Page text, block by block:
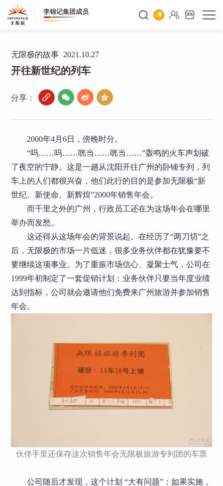
李锦记集团成员
无限极的故事 /2021.10.27
开往新世纪的列车
分享：
2000年4月6日，傍晚时分。
“呜……呜……咣当……咣当……”轰鸣的火车声划破
了夜空的宁静。这是一趟从沈阳开往广州的卧铺专列，列
车上的人们都很兴奋，他们此行的目的是参加无限极“新
世纪、新使命、新辉煌”2000年销售年会。
而千里之外的广州，行政员工还在为这场年会在哪里
举办而发愁。
这还得从这场年会的背景说起。在经历了“两刀切”之
后，无限极的市场一片低迷，很多业务伙伴都在犹豫要不
要继续这项事业。为了重振市场信心、凝聚士气，公司在
1999年初制定了一套促销计划：业务伙伴只要当年度业绩
达到指标，公司就会邀请他们免费来广州旅游并参加销售
年会。
伙伴手里还保存这次销售年会无限极旅游专列团的车票
公司随后才发现，这个计划 “大有问题”：如果实施，